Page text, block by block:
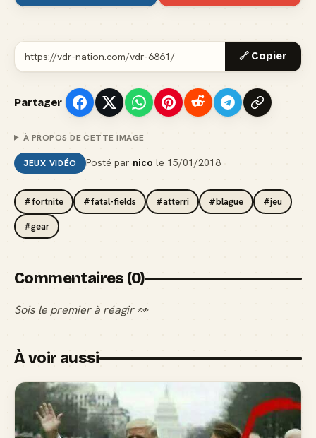
🔗 Copier
Partager
À PROPOS DE CETTE IMAGE
JEUX VIDÉO Posté par nico le 15/01/2018
#fortnite #fatal-fields #atterri #blague #jeu
#gear
Commentaires (0)
Sois le premier à réagir 👀
À voir aussi